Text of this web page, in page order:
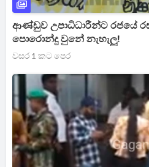
ආණ්ඩුව උපාධිධාරීන්ට රජයේ
පොරොන්දු වුනේ නැහැලු!
වසර 1 කට පෙර